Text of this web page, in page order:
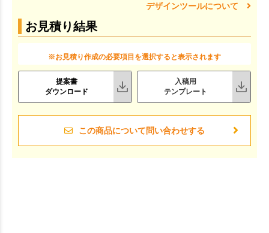
デザインツールについて
お見積り結果
※お見積り作成の必要項目を選択すると表示されます
提案書
ダウンロード
入稿用
テンプレート
この商品について問い合わせする